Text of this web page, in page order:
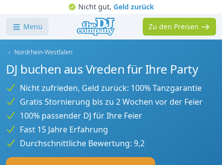
Nicht gut,Geld zurück
Menü Zu den Preisen
Nordrhein-Westfalen
DJ buchen aus Vreden für Ihre Party
Nicht zufrieden, Geld zurück: 100% Tanzgarantie
Gratis Stornierung bis zu 2 Wochen vor der Feier
100% passender DJ für Ihre Feier
Fast 15 Jahre Erfahrung
Durchschnittliche Bewertung: 9,2